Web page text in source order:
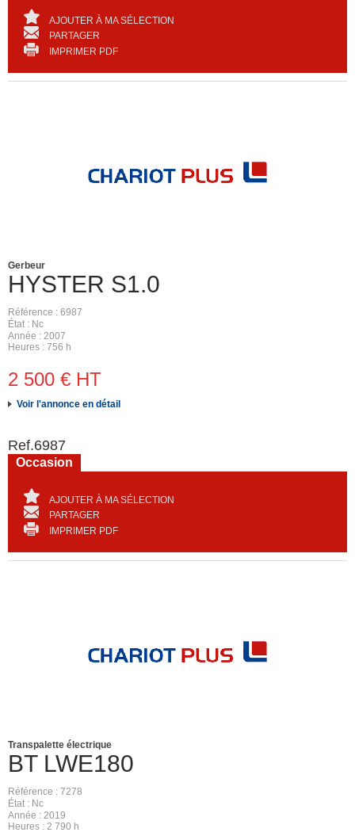
AJOUTER À MA SÉLECTION
PARTAGER
IMPRIMER PDF
HYSTER S1.0
Gerbeur
Référence
6987
État
Nc
Année
2007
Heures
756 h
2 500 € HT
Voir l'annonce en détail
Ref.6987
Occasion
AJOUTER À MA SÉLECTION
PARTAGER
IMPRIMER PDF
BT LWE180
Transpalette électrique
Référence
7278
État
Nc
Année
2019
Heures
2 790 h